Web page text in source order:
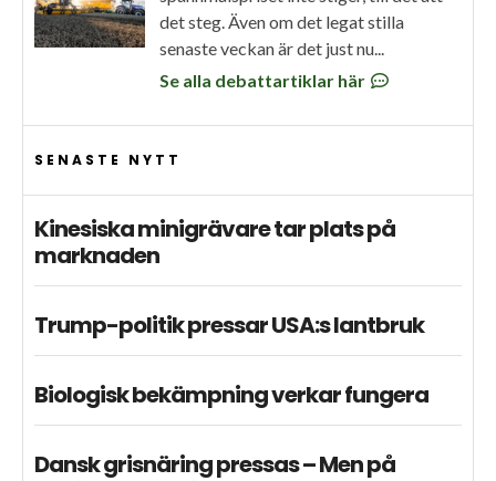
det steg. Även om det legat stilla
senaste veckan är det just nu...
Se alla debattartiklar här
SENASTE NYTT
Kinesiska minigrävare tar plats på
marknaden
Trump-politik pressar USA:s lantbruk
Biologisk bekämpning verkar fungera
Dansk grisnäring pressas – Men på